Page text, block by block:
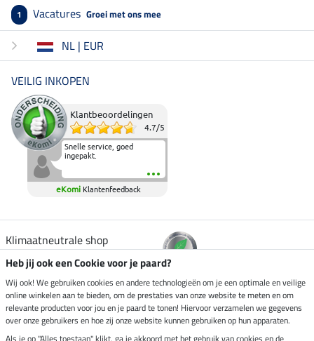
1 Vacatures Groei met ons mee
NL | EUR
VEILIG INKOPEN
Klantbeoordelingen
4.7/5
Snelle service, goed
ingepakt.
eKomi Klantenfeedback
Klimaatneutrale shop
Verzending per
Veilig betalen met
Heb jij ook een Cookie voor je paard?
Wij ook! We gebruiken cookies en andere technologieën om je een optimale en veilige
online winkelen aan te bieden, om de prestaties van onze website te meten en om
relevante producten voor jou en je paard te tonen! Hiervoor verzamelen we gegevens
over onze gebruikers en hoe zij onze website kunnen gebruiken op hun apparaten.